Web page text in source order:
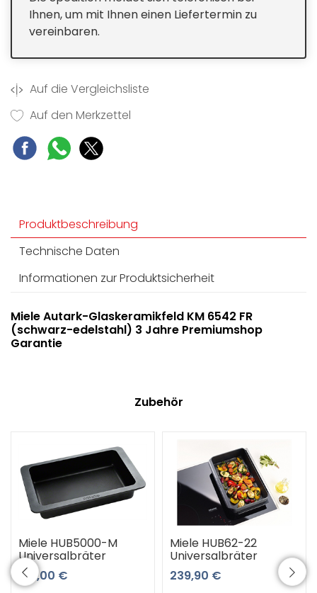
Ihnen, um mit Ihnen einen Liefertermin zu
vereinbaren.
Auf die Vergleichsliste
Auf den Merkzettel
Produktbeschreibung
Technische Daten
Informationen zur Produktsicherheit
Miele Autark-Glaskeramikfeld KM 6542 FR
(schwarz-edelstahl) 3 Jahre Premiumshop
Garantie
Zubehör
Miele HUB5000-M
Universalbräter
189,00 €
Miele HUB62-22
Universalbräter
239,90 €